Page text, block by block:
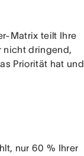
Matrix teilt Ihre
nicht dringend,
Priorität hat und
nur 60 % Ihrer